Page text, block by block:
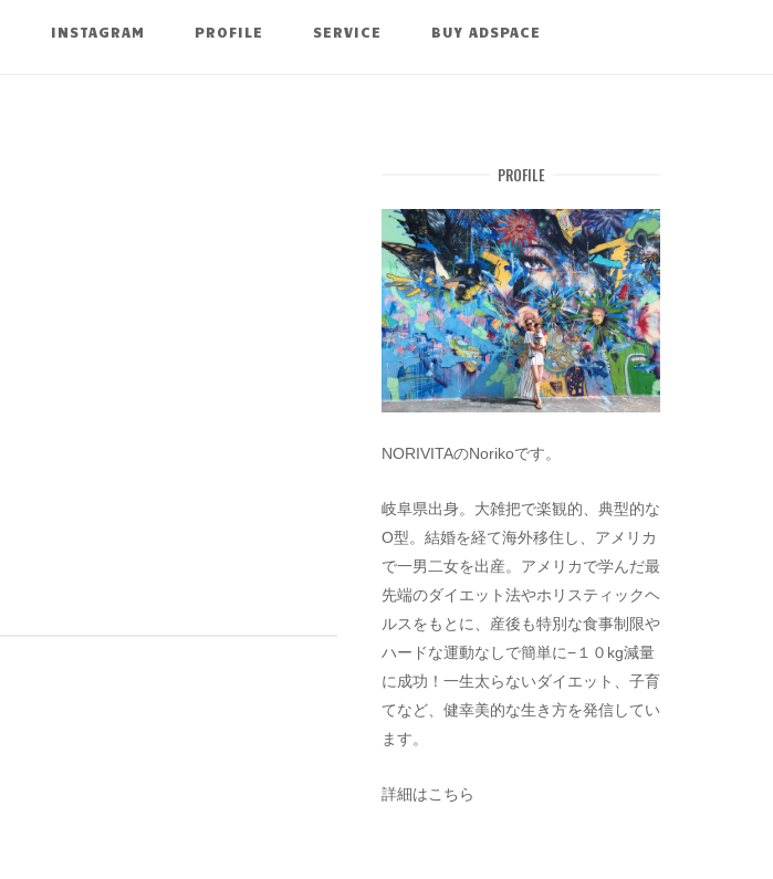
INSTAGRAM PROFILE SERVICE BUY ADSPACE
PROFILE
NORIVITAのNorikoです。
岐阜県出身。大雑把で楽観的、典型的な
O型。結婚を経て海外移住し、アメリカ
で一男二女を出産。アメリカで学んだ最
先端のダイエット法やホリスティックヘ
ルスをもとに、産後も特別な食事制限や
ハードな運動なしで簡単に−１０kg減量
に成功！一生太らないダイエット、子育
てなど、健幸美的な生き方を発信してい
ます。
詳細はこちら